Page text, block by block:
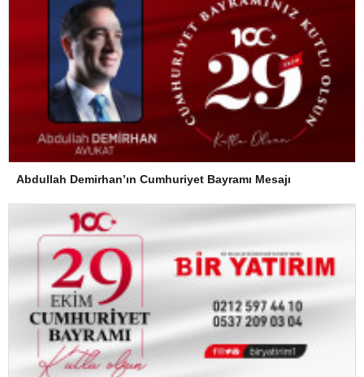
Abdullah Demirhan’ın Cumhuriyet Bayramı Mesajı